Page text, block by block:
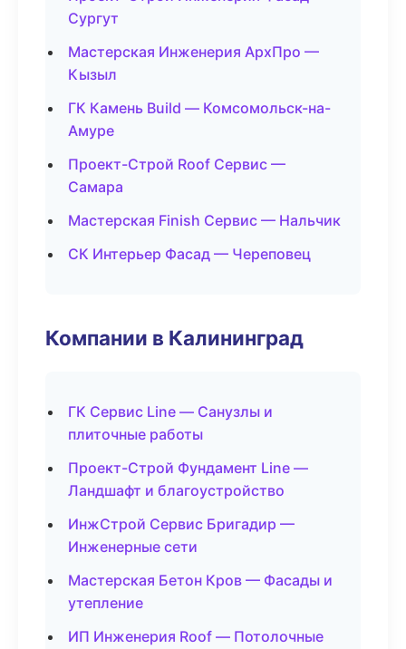
Сургут
Мастерская Инженерия АрхПро —
Кызыл
ГК Камень Build — Комсомольск-на-
Амуре
Проект-Строй Roof Сервис —
Самара
Мастерская Finish Сервис — Нальчик
СК Интерьер Фасад — Череповец
Компании в Калининград
ГК Сервис Line — Санузлы и
плиточные работы
Проект-Строй Фундамент Line —
Ландшафт и благоустройство
ИнжСтрой Сервис Бригадир —
Инженерные сети
Мастерская Бетон Кров — Фасады и
утепление
ИП Инженерия Roof — Потолочные